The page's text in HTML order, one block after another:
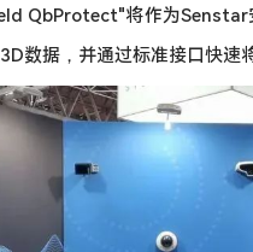
QbProtect"将作为Senstar
数据，并通过标准接口快速